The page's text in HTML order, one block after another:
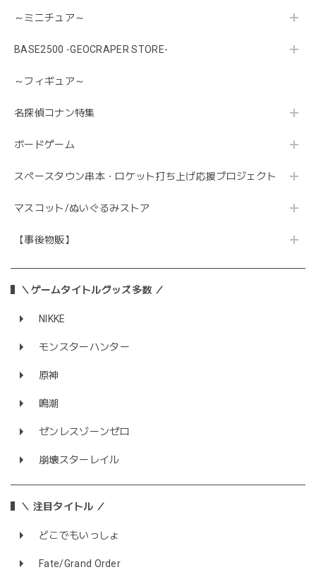
～ミニチュア～
BASE2500 -GEOCRAPER STORE-
～フィギュア～
名探偵コナン特集
ボードゲーム
スペースタウン串本・ロケット打ち上げ応援プロジェクト
マスコット/ぬいぐるみストア
【事後物販】
＼ゲームタイトルグッズ多数 ／
NIKKE
モンスターハンター
原神
鳴潮
ゼンレスゾーンゼロ
崩壊スターレイル
＼ 注目タイトル ／
どこでもいっしょ
Fate/Grand Order